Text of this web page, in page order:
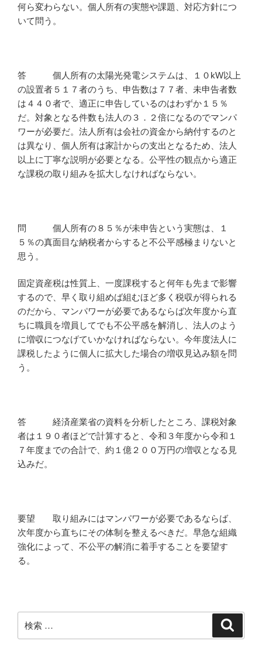
何ら変わらない。個人所有の実態や課題、対応方針につ
いて問う。
答 個人所有の太陽光発電システムは、１０kW以上
の設置者５１７者のうち、申告数は７７者、未申告者数
は４４０者で、適正に申告しているのはわずか１５％
だ。対象となる件数も法人の３．２倍になるのでマンパ
ワーが必要だ。法人所有は会社の資金から納付するのと
は異なり、個人所有は家計からの支出となるため、法人
以上に丁寧な説明が必要となる。公平性の観点から適正
な課税の取り組みを拡大しなければならない。
問 個人所有の８５％が未申告という実態は、１
５％の真面目な納税者からすると不公平感極まりないと
思う。
固定資産税は性質上、一度課税すると何年も先まで影響
するので、早く取り組めば組むほど多く税収が得られる
のだから、マンパワーが必要であるならば次年度から直
ちに職員を増員してでも不公平感を解消し、法人のよう
に増収につなげていかなければならない。今年度法人に
課税したように個人に拡大した場合の増収見込み額を問
う。
答 経済産業省の資料を分析したところ、課税対象
者は１９０者ほどで計算すると、令和３年度から令和１
７年度までの合計で、約１億２００万円の増収となる見
込みだ。
要望 取り組みにはマンパワーが必要であるならば、
次年度から直ちにその体制を整えるべきだ。早急な組織
強化によって、不公平の解消に着手することを要望す
る。
索: